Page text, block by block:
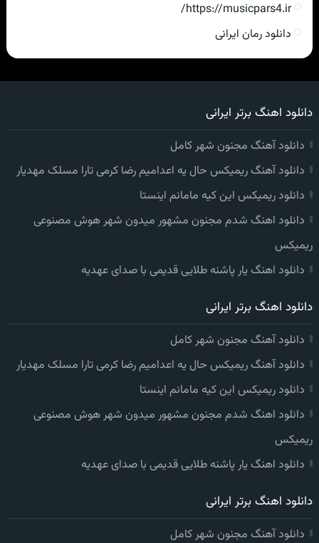
https://musicpars4.ir/
دانلود رمان ایرانی
دانلود اهنگ برتر ایرانی
دانلود آهنگ مجنون شهر کامل
دانلود آهنگ ریمیکس حال یه اعدامیم رضا کرمی تارا مسلک مهدیار
دانلود ریمیکس این کیه مامانم اینستا
دانلود اهنگ شدم مجنون مشهور میدون شهر هوش مصنوعی
ریمیکس
دانلود اهنگ یار پاشنه طلایی قدیمی با صدای عهدیه
دانلود اهنگ برتر ایرانی
دانلود آهنگ مجنون شهر کامل
دانلود آهنگ ریمیکس حال یه اعدامیم رضا کرمی تارا مسلک مهدیار
دانلود ریمیکس این کیه مامانم اینستا
دانلود اهنگ شدم مجنون مشهور میدون شهر هوش مصنوعی
ریمیکس
دانلود اهنگ یار پاشنه طلایی قدیمی با صدای عهدیه
دانلود اهنگ برتر ایرانی
دانلود آهنگ مجنون شهر کامل